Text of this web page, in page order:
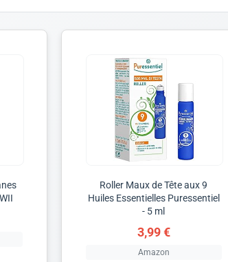
Roller Maux de Tête aux 9
Huiles Essentielles Puressentiel
- 5 ml
3,99 €
Amazon